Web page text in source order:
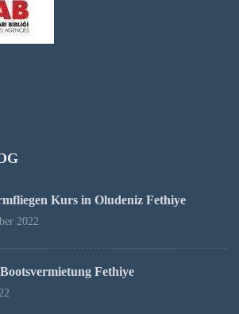
Kurs in Oludeniz Fethiye
2022
Fethiye